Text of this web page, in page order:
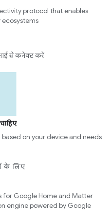
protocol that enables
से कनेक्ट करें
on your device and needs
के लिए
for Google Home and Matter
engine powered by Google